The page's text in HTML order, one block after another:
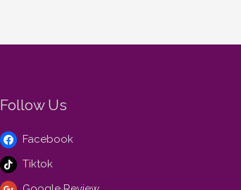
Follow Us
Facebook
Tiktok